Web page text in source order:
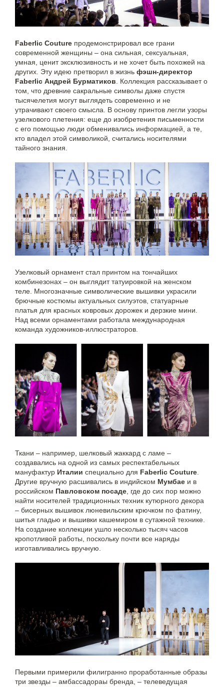
Faberlic Couture продемонстрировал все грани
современной женщины – она сильная, сексуальная,
умная, ценит эксклюзивность и не хочет быть похожей на
других. Эту идею претворил в жизнь фэшн-директор
Faberlic Андрей Бурматиков. Коллекция рассказывает о
том, что древние сакральные символы даже спустя
тысячелетия могут выглядеть современно и не
утрачивают своего смысла. В основу принтов легли узоры
узелкового плетения: еще до изобретения письменности
с его помощью люди обменивались информацией, а те,
кто владел этой символикой, считались носителями
тайного знания.
Узелковый орнамент стал принтом на тончайших
комбинезонах – он выглядит татуировкой на женском
теле. Многозначные символические вышивки украсили
брючные костюмы актуальных силуэтов, статуарные
платья для красных ковровых дорожек и дерзкие мини.
Над всеми орнаментами работала международная
команда художников-иллюстраторов.
Ткани – например, шелковый жаккард с ламе –
создавались на одной из самых респектабельных
мануфактур Италии специально для Faberlic Couture
Другие вручную расшивались в индийском Мумбае и в
российском Павловском посаде , где до сих пор можно
найти носителей традиционных техник кутюрного декора
– бисерных вышивок люневильским крючком по фатину,
шитья гладью и вышивки кашемиром в сутажной технике.
На создание коллекции ушло несколько тысяч часов
кропотливой работы, поскольку почти все наряды
изготавливались вручную.
Первыми примерили филигранно проработанные образы
три звезды – амбассадораы бренда, – телеведущая